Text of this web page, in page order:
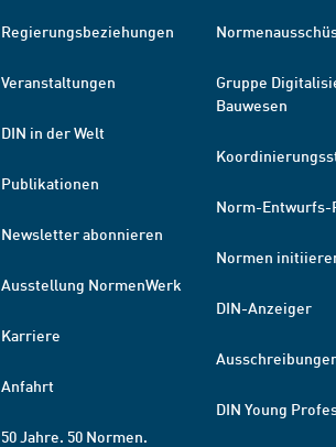
Regierungsbeziehungen
Veranstaltungen
DIN in der Welt
Publikationen
Newsletter abonnieren
Ausstellung NormenWerk
Karriere
Anfahrt
50 Jahre. 50 Normen.
Gruppe
Bauwesen
Norm-Entwurfs-
Normen
DIN-Anzeiger
DIN Young